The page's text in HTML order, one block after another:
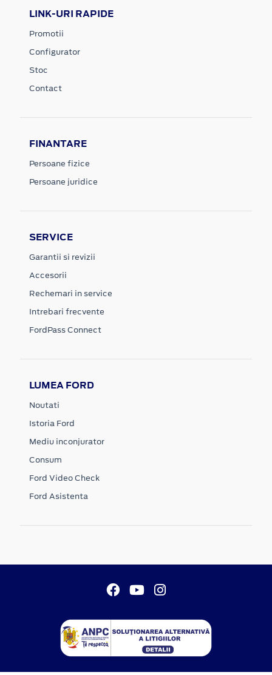
LINK-URI RAPIDE
Promotii
Configurator
Stoc
Contact
FINANTARE
Persoane fizice
Persoane juridice
SERVICE
Garantii si revizii
Accesorii
Rechemari in service
Intrebari frecvente
FordPass Connect
LUMEA FORD
Noutati
Istoria Ford
Mediu inconjurator
Consum
Ford Video Check
Ford Asistenta